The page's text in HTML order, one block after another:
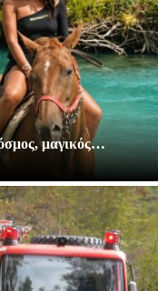
μαγικός…